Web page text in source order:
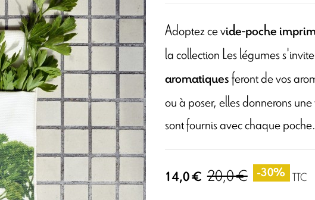
Adoptez ce vide-poche
la collection Les légumes
aromatiquesferont de vos
ou à poser, elles donnerons
sont fournis avec chaque poche.
14,0 € 20,0 € -30% TTC